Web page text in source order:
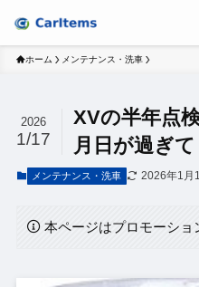
ホーム メンテナンス・洗車
XVの半年点
月日が過ぎ
2026
1/17
メンテナンス・洗車 2026年1月
本ページはプロモーショ